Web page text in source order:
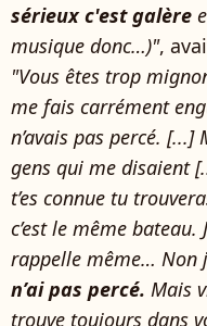
sérieux c'est galère
musique donc…)",
"Vous êtes trop
me fais carrément
n’avais pas percé. [...]
gens qui me disaient
t’es connue tu
c’est le même
rappelle même… Non
n’ai pas percé. Mais
trouve toujours dans